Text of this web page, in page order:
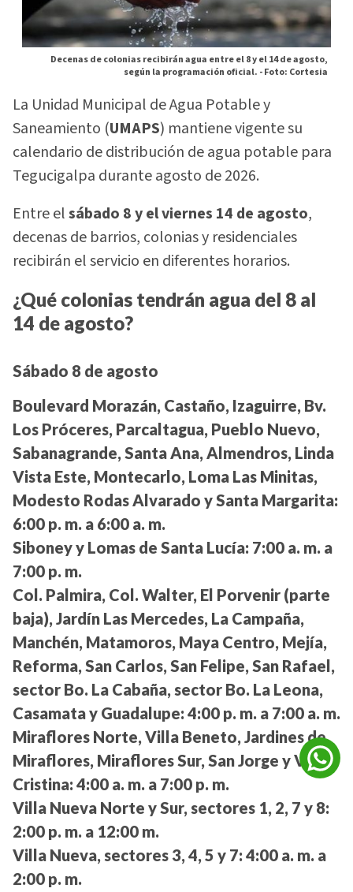
Decenas de colonias recibirán agua entre el 8 y el 14 de agosto,
según la programación oficial. -Foto: Cortesia
La Unidad Municipal de Agua Potable y
Saneamiento (UMAPS) mantiene vigente su
calendario de distribución de agua potable para
Tegucigalpa durante agosto de 2026.
Entre elsábado 8 y el viernes 14 de agosto,
decenas de barrios, colonias y residenciales
recibirán el servicio en diferentes horarios.
¿Qué colonias tendrán agua del 8 al
14 de agosto?
Sábado 8 de agosto
Boulevard Morazán, Castaño, Izaguirre, Bv.
Los Próceres, Parcaltagua, Pueblo Nuevo,
Sabanagrande, Santa Ana, Almendros, Linda
Vista Este, Montecarlo, Loma Las Minitas,
Modesto Rodas Alvarado y Santa Margarita:
6:00 p. m. a 6:00 a. m.
Siboney y Lomas de Santa Lucía: 7:00 a. m. a
7:00 p. m.
Col. Palmira, Col. Walter, El Porvenir (parte
baja), Jardín Las Mercedes, La Campaña,
Manchén, Matamoros, Maya Centro, Mejía,
Reforma, San Carlos, San Felipe, San Rafael,
sector Bo. La Cabaña, sector Bo. La Leona,
Casamata y Guadalupe: 4:00 p. m. a 7:00 a. m.
Miraflores Norte, Villa Beneto, Jardines de
Miraflores, Miraflores Sur, San Jorge y Villa
Cristina: 4:00 a. m. a 7:00 p. m.
Villa Nueva Norte y Sur, sectores 1, 2, 7 y 8:
2:00 p. m. a 12:00 m.
Villa Nueva, sectores 3, 4, 5 y 7: 4:00 a. m. a
2:00 p. m.